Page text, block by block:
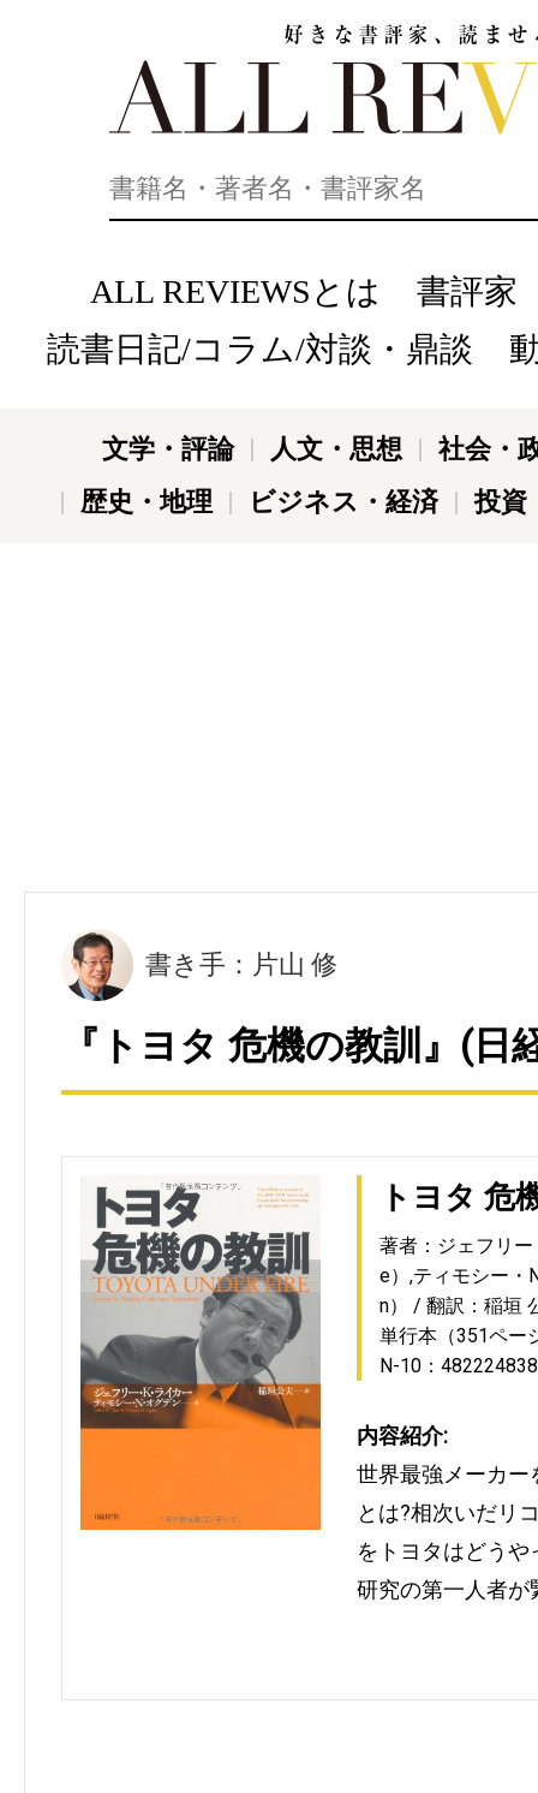
ALL REVIEWSとは
書評家
読書日記/コラム/対談・鼎談
文学・評論 人文・思想
社会・
歴史・地理
ビジネス・経済 投資
書き手：片山 修
『トヨタ 危機の教訓』(日
トヨタ 危
著者：ジェフリ
e）,ティモシー・
n）
翻訳：稲垣
単行本（351ペー
N-10：
内容紹介:
世界最強メーカー
とは?相次いだリ
をトヨタはどう
研究の第一人者が